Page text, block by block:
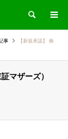
検索
事
【新規承認】 株
マザーズ）